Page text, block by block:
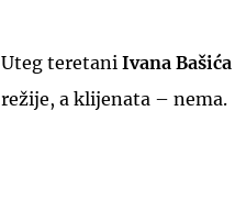
Uteg teretani Ivana Bašića
režije, a klijenata – nema.